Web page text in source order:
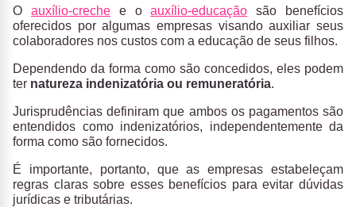
O auxílio-crechee oauxílio-educação são benefícios
oferecidos por algumas empresas visando auxiliar seus
colaboradores nos custos com a educação de seus filhos.
Dependendo da forma como são concedidos, eles podem
ter natureza indenizatória ou remuneratória.
Jurisprudências definiram que ambos os pagamentos são
entendidos como indenizatórios, independentemente da
forma como são fornecidos.
É importante, portanto, que as empresas estabeleçam
regras claras sobre esses benefícios para evitar dúvidas
jurídicas e tributárias.